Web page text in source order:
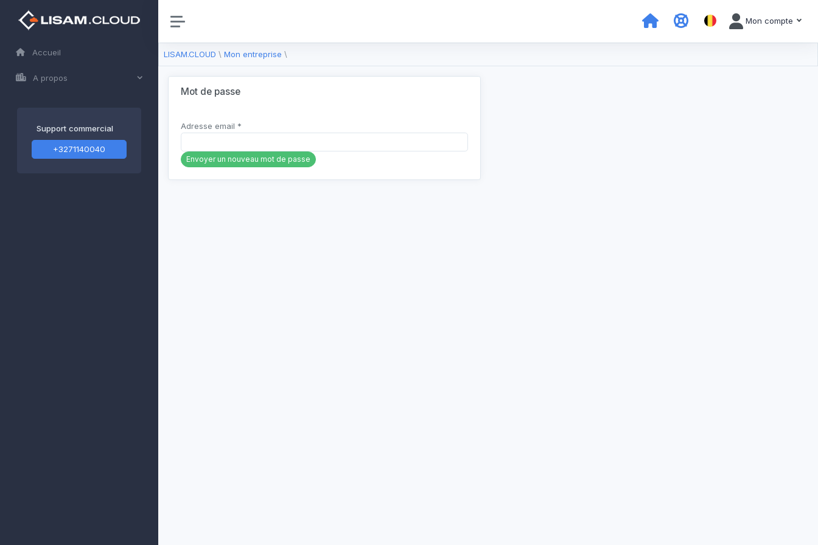
Accueil
A propos
Support commercial
+3271140040
Mon compte
LISAM.CLOUD \ Mon entreprise \
Mot de passe
Adresse email *
Envoyer un nouveau mot de passe